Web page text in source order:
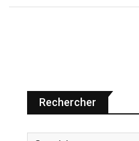
Rechercher